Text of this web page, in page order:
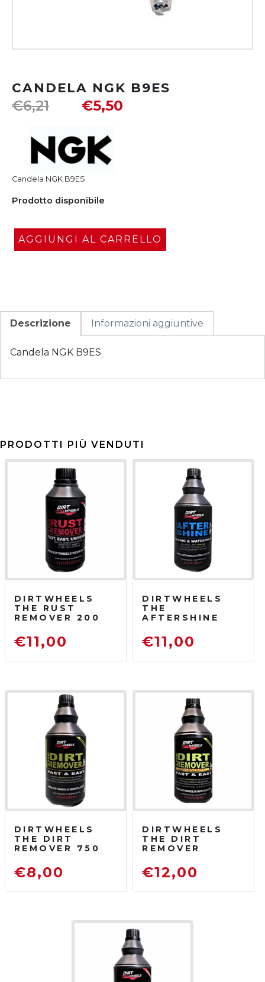
CANDELA NGK B9ES
€6,21 €5,50
Candela NGK B9ES
Prodotto disponibile
AGGIUNGI AL CARRELLO
Descrizione Informazioni aggiuntive
Candela NGK B9ES
PRODOTTI PIÙ VENDUTI
DIRTWHEELS
THE RUST
REMOVER 200
DISOSSIDANTE
RIMUOVI
€11,00
DIRTWHEELS
THE
AFTERSHINE
PROTETTIVO
LUCIDANTE
€11,00
DIRTWHEELS
THE DIRT
REMOVER 750
SGRASSATORE
DETERGENTE
€8,00
DIRTWHEELS
THE DIRT
REMOVER
750 ML
SGRASSATORE
€12,00